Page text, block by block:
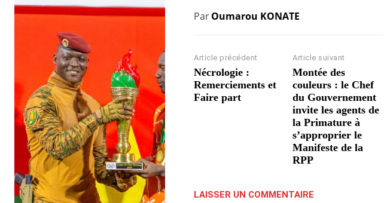
ParOumarou KONATE
Article précédent
Nécrologie :
Remerciements et
Faire part
Article suivant
Montée des
couleurs : le Chef
du Gouvernement
invite les agents de
la Primature à
s’approprier le
Manifeste de la
RPP
LAISSER UN COMMENTAIRE